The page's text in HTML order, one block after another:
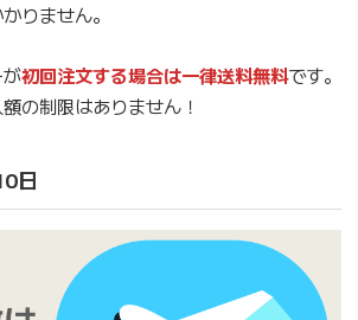
りません。
初回注文する場合は一律送料無料です。
の制限はありません！
日